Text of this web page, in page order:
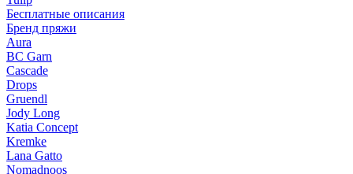
Бесплатные описания
Бренд пряжи
Aura
BC Garn
Cascade
Drops
Gruendl
Jody Long
Katia Concept
Kremke
Lana Gatto
Nomadnoos